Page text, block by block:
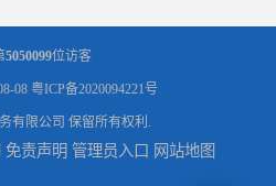
5050099位访客
08 粤ICP备2020094221号
有限公司 保留所有权利.
免责声明 管理员入口 网站地图